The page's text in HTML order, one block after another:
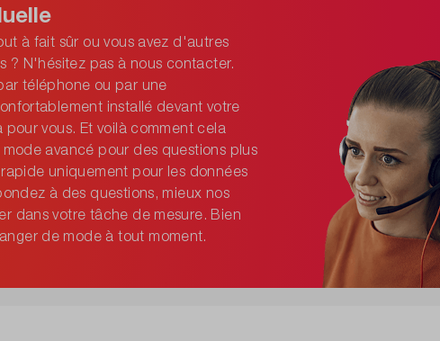
à fait sûr ou vous avez d'autres
? N'hésitez pas à nous contacter.
téléphone ou par une
installé devant votre
vous. Et voilà comment cela
avancé pour des questions plus
uniquement pour les données
à des questions, mieux nos
dans votre tâche de mesure. Bien
de mode à tout moment.